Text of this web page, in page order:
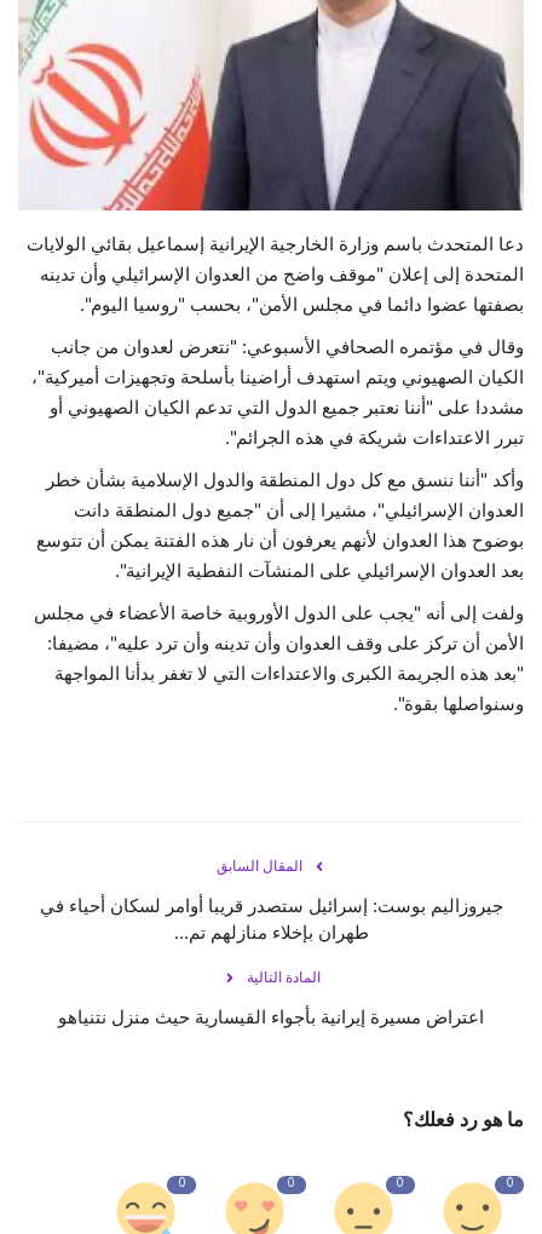
حياة
دعا المتحدث باسم وزارة الخارجية الإيرانية إسماعيل بقائي الولايات
المتحدة إلى إعلان "موقف واضح من العدوان الإسرائيلي وأن تدينه
بصفتها عضوا دائما في مجلس الأمن"، بحسب "روسيا اليوم".
وقال في مؤتمره الصحافي الأسبوعي: "نتعرض لعدوان من جانب
الكيان الصهيوني ويتم استهدف أراضينا بأسلحة وتجهيزات أميركية"،
مشددا على "أننا نعتبر جميع الدول التي تدعم الكيان الصهيوني أو
تبرر الاعتداءات شريكة في هذه الجرائم".
وأكد "أننا ننسق مع كل دول المنطقة والدول الإسلامية بشأن خطر
العدوان الإسرائيلي"، مشيرا إلى أن "جميع دول المنطقة دانت
بوضوح هذا العدوان لأنهم يعرفون أن نار هذه الفتنة يمكن أن تتوسع
بعد العدوان الإسرائيلي على المنشآت النفطية الإيرانية".
ولفت إلى أنه "يجب على الدول الأوروبية خاصة الأعضاء في مجلس
الأمن أن تركز على وقف العدوان وأن تدينه وأن ترد عليه"، مضيفا:
"بعد هذه الجريمة الكبرى والاعتداءات التي لا تغفر بدأنا المواجهة
وسنواصلها بقوة".
المقال السابق
جيروزاليم بوست: إسرائيل ستصدر قريبا أوامر لسكان أحياء في
طهران بإخلاء منازلهم تم...
المادة التالية
اعتراض مسيرة إيرانية بأجواء القيسارية حيث منزل نتنياهو
ما هو رد فعلك؟
0
0
0
0